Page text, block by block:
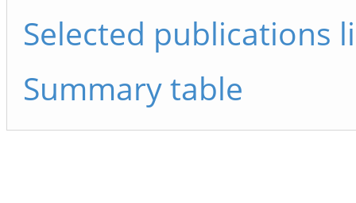
Selected publications
Summary table